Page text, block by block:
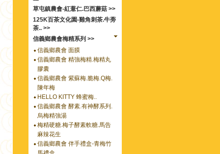
草屯鎮農會-紅薏仁.巴西蘑菇 >>
125K百茶文化園-雞角刺茶.牛蒡
茶.. >>
信義鄉農會梅精系列 >>
信義鄉農會 面膜
信義鄉農會 精強梅精.梅精丸
膠囊
信義鄉農會 紫蘇梅.脆梅.Q梅.
陳年梅
HELLO KITTY 蜂蜜梅..
信義鄉農會 酵素.有神酵系列.
烏梅精強湯
梅精硬糖.梅子酵素軟糖.馬告
麻辣花生
信義鄉農會 伴手禮盒-青梅竹